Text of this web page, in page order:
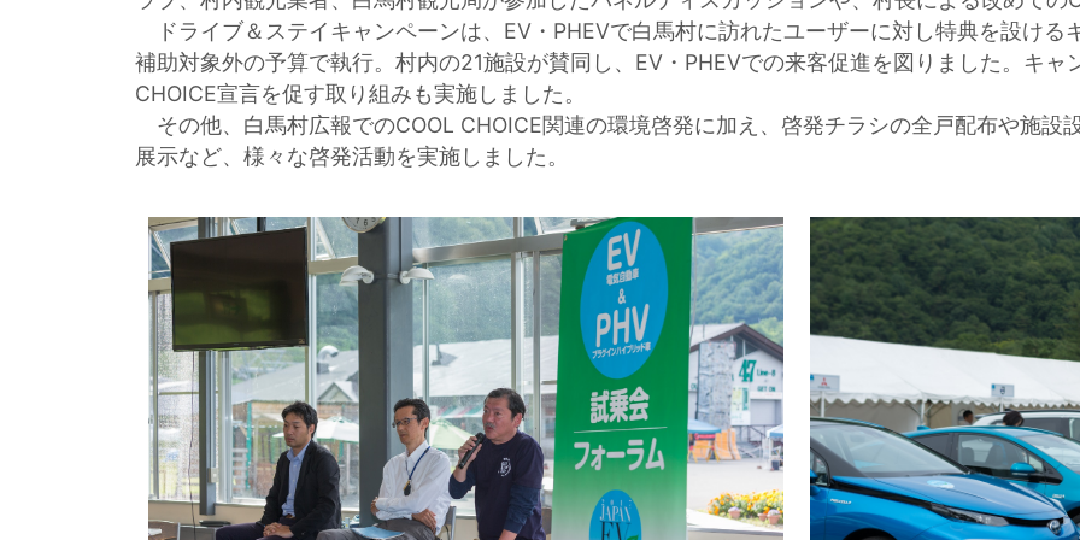
ドライブ＆ステイキャンペーンは、EV・PHEVで白馬村に訪れたユーザーに対し特典を設ける
補助対象外の予算で執行。村内の21施設が賛同し、EV・PHEVでの来客促進を図りました。キャ
CHOICE宣言を促す取り組みも実施しました。
その他、白馬村広報でのCOOL CHOICE関連の環境啓発に加え、啓発チラシの全戸配布や施設
展示など、様々な啓発活動を実施しました。